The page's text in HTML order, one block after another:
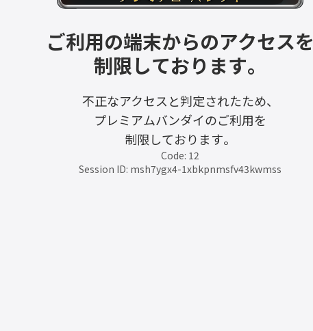
ご利用の端末からのアクセスを
制限しております。
不正なアクセスと判定されたため、
プレミアムバンダイのご利用を
制限しております。
Code: 12
Session ID: msh7ygx4-1xbkpnmsfv43kwmss